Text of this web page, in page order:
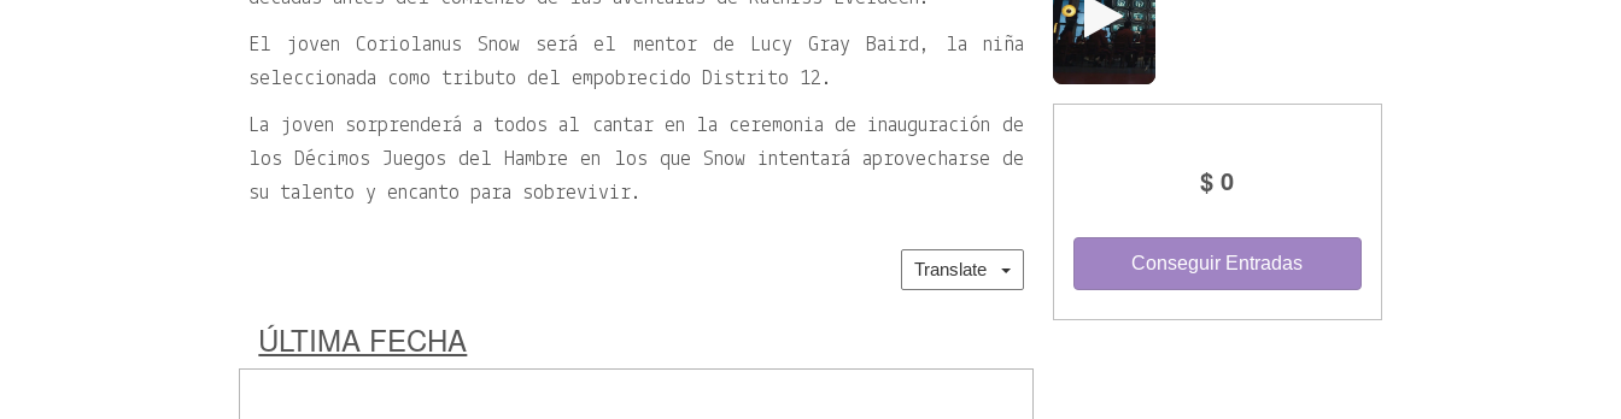
$ 0
Conseguir Entradas
El joven Coriolanus Snow será el mentor de Lucy Gray Baird, la niña
seleccionada como tributo del empobrecido Distrito 12.
La joven sorprenderá a todos al cantar en la ceremonia de inauguración de
los Décimos Juegos del Hambre en los que Snow intentará aprovecharse de
su talento y encanto para sobrevivir.
Translate
ÚLTIMA FECHA